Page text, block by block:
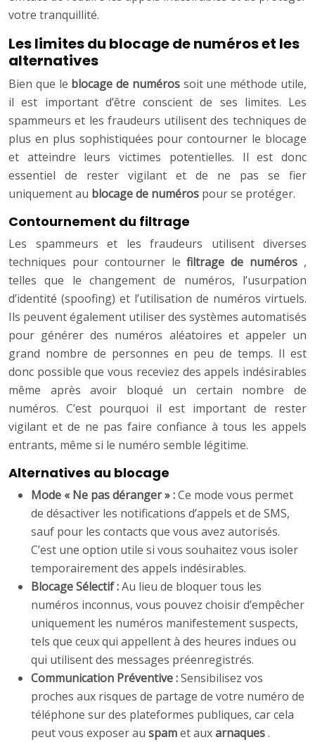
votre tranquillité.
Les limites du blocage de numéros et les
alternatives
Bien que le blocage de numéros soit une méthode utile,
il est important d’être conscient de ses limites. Les
spammeurs et les fraudeurs utilisent des techniques de
plus en plus sophistiquées pour contourner le blocage
et atteindre leurs victimes potentielles. Il est donc
essentiel de rester vigilant et de ne pas se fier
uniquement au blocage de numéros pour se protéger.
Contournement du filtrage
Les spammeurs et les fraudeurs utilisent diverses
techniques pour contourner lefiltrage de numéros ,
telles que le changement de numéros, l’usurpation
d’identité (spoofing) et l’utilisation de numéros virtuels.
Ils peuvent également utiliser des systèmes automatisés
pour générer des numéros aléatoires et appeler un
grand nombre de personnes en peu de temps. Il est
donc possible que vous receviez des appels indésirables
même après avoir bloqué un certain nombre de
numéros. C’est pourquoi il est important de rester
vigilant et de ne pas faire confiance à tous les appels
entrants, même si le numéro semble légitime.
Alternatives au blocage
Mode « Ne pas déranger » :Ce mode vous permet
de désactiver les notifications d’appels et de SMS,
sauf pour les contacts que vous avez autorisés.
C’est une option utile si vous souhaitez vous isoler
temporairement des appels indésirables.
Blocage Sélectif :Au lieu de bloquer tous les
numéros inconnus, vous pouvez choisir d’empêcher
uniquement les numéros manifestement suspects,
tels que ceux qui appellent à des heures indues ou
qui utilisent des messages préenregistrés.
Communication Préventive :Sensibilisez vos
proches aux risques de partage de votre numéro de
téléphone sur des plateformes publiques, car cela
peut vous exposer au spamet auxarnaques.